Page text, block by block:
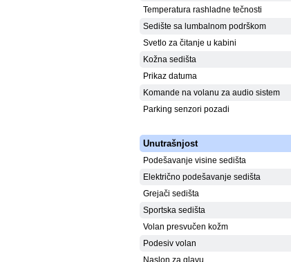
Temperatura rashladne tečnosti
Sedište sa lumbalnom podrškom
Svetlo za čitanje u kabini
Kožna sedišta
Prikaz datuma
Komande na volanu za audio sistem
Parking senzori pozadi
Unutrašnjost
Podešavanje visine sedišta
Električno podešavanje sedišta
Grejači sedišta
Sportska sedišta
Volan presvučen kožm
Podesiv volan
Naslon za glavu